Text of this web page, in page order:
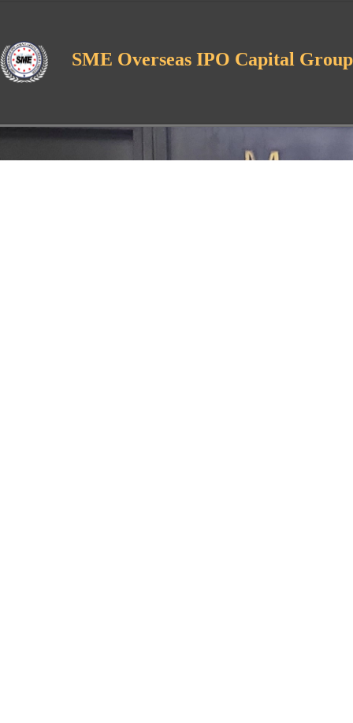
SME Overseas IPO Capital Group